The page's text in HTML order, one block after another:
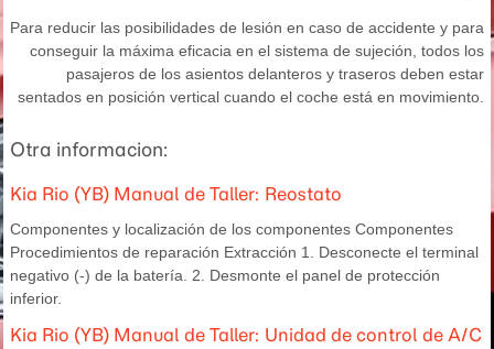
Para reducir las posibilidades de lesión en caso de accidente y para
conseguir la máxima eficacia en el sistema de sujeción, todos los
pasajeros de los asientos delanteros y traseros deben estar
sentados en posición vertical cuando el coche está en movimiento.
Otra informacion:
Kia Rio (YB) Manual de Taller: Reostato
Componentes y localización de los componentes Componentes
Procedimientos de reparación Extracción 1. Desconecte el terminal
negativo (-) de la batería. 2. Desmonte el panel de protección
inferior.
Kia Rio (YB) Manual de Taller: Unidad de control de A/C